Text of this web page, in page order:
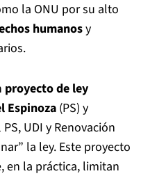
la ONU por su alto
humanosy
proyecto de ley
Espinoza(PS) y
UDI y Renovación
la ley. Este proyecto
en la práctica, limitan